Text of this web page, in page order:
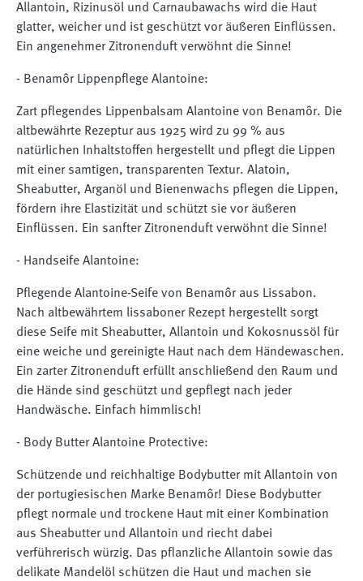
Allantoin, Rizinusöl und Carnaubawachs wird die Haut
glatter, weicher und ist geschützt vor äußeren Einflüssen.
Ein angenehmer Zitronenduft verwöhnt die Sinne!
- Benamôr Lippenpflege Alantoine:
Zart pflegendes Lippenbalsam Alantoine von Benamôr. Die
altbewährte Rezeptur aus 1925 wird zu 99 % aus
natürlichen Inhaltstoffen hergestellt und pflegt die Lippen
mit einer samtigen, transparenten Textur. Alatoin,
Sheabutter, Arganöl und Bienenwachs pflegen die Lippen,
fördern ihre Elastizität und schützt sie vor äußeren
Einflüssen. Ein sanfter Zitronenduft verwöhnt die Sinne!
- Handseife Alantoine:
Pflegende Alantoine-Seife von Benamôr aus Lissabon.
Nach altbewährtem lissaboner Rezept hergestellt sorgt
diese Seife mit Sheabutter, Allantoin und Kokosnussöl für
eine weiche und gereinigte Haut nach dem Händewaschen.
Ein zarter Zitronenduft erfüllt anschließend den Raum und
die Hände sind geschützt und gepflegt nach jeder
Handwäsche. Einfach himmlisch!
- Body Butter Alantoine Protective:
Schützende und reichhaltige Bodybutter mit Allantoin von
der portugiesischen Marke Benamôr! Diese Bodybutter
pflegt normale und trockene Haut mit einer Kombination
aus Sheabutter und Allantoin und riecht dabei
verführerisch würzig. Das pflanzliche Allantoin sowie das
delikate Mandelöl schützen die Haut und machen sie